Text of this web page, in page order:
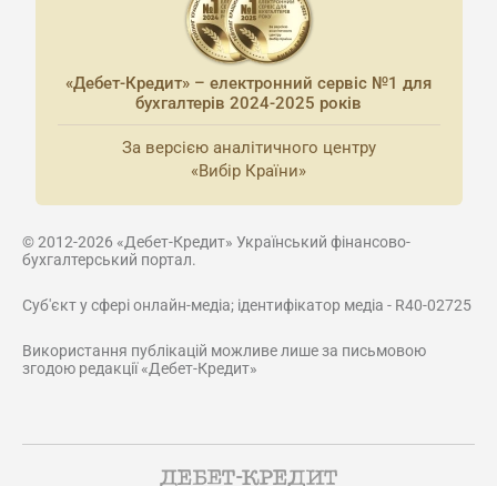
«Дебет-Кредит» – електронний сервіс №1 для
бухгалтерів 2024-2025 років
За версією аналітичного центру
«Вибір Країни»
© 2012-2026 «Дебет-Кредит» Український фінансово-
бухгалтерський портал.
Суб'єкт у сфері онлайн-медіа; ідентифікатор медіа - R40-02725
Використання публікацій можливе лише за письмовою
згодою редакції «Дебет-Кредит»